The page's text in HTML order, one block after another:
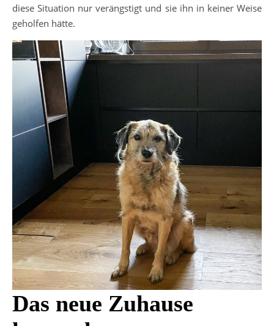
diese Situation nur verängstigt und sie ihn in keiner Weise
geholfen hätte.
Das neue Zuhause